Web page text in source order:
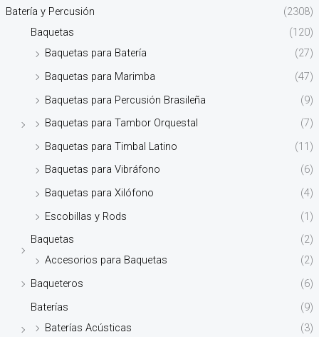
Batería y Percusión
(2308)
Baquetas
(120)
Baquetas para Batería
(27)
Baquetas para Marimba
(47)
Baquetas para Percusión Brasileña
(9)
Baquetas para Tambor Orquestal
(7)
Baquetas para Timbal Latino
(11)
Baquetas para Vibráfono
(6)
Baquetas para Xilófono
(4)
Escobillas y Rods
(1)
Baquetas
(2)
Accesorios para Baquetas
(2)
Baqueteros
(6)
Baterías
(9)
Baterías Acústicas
(3)